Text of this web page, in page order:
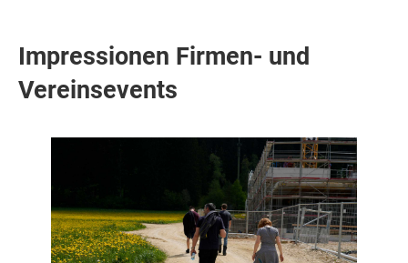
Impressionen Firmen- und
Vereinsevents